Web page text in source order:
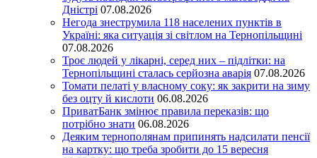
Дністрі 07.08.2026
Негода знеструмила 118 населених пунктів в
Україні: яка ситуація зі світлом на Тернопільщині
07.08.2026
Троє людей у лікарні, серед них – підлітки: на
Тернопільщині сталась серйозна аварія 07.08.2026
Томати пелаті у власному соку: як закрити на зиму
без оцту й кислоти 06.08.2026
ПриватБанк змінює правила переказів: що
потрібно знати 06.08.2026
Деяким тернополянам припинять надсилати пенсії
на картку: що треба зробити до 15 вересня